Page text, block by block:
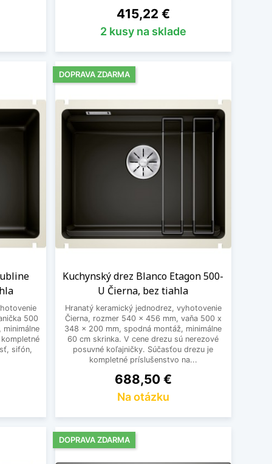
Cena
415,22 €
2 kusy na sklade
500
sifón,
Kuchynský drez Blanco Etagon 500-
U Čierna, bez tiahla
Hranatý keramický jednodrez, vyhotovenie
Čierna, rozmer 540 x 456 mm, vaňa 500 x
348 x 200 mm, spodná montáž, minimálne
60 cm skrinka. V cene drezu sú nerezové
posuvné koľajničky. Súčasťou drezu je
kompletné príslušenstvo na...
Cena
688,50 €
Na otázku
DOPRAVA ZDARMA
DOPRAVA ZDARMA